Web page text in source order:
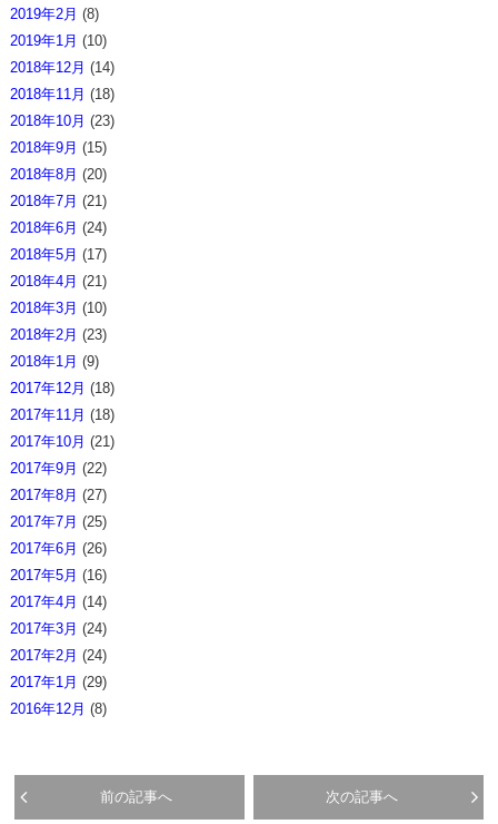
2019年2月 (8)
2019年1月 (10)
2018年12月 (14)
2018年11月 (18)
2018年10月 (23)
2018年9月 (15)
2018年8月 (20)
2018年7月 (21)
2018年6月 (24)
2018年5月 (17)
2018年4月 (21)
2018年3月 (10)
2018年2月 (23)
2018年1月 (9)
2017年12月 (18)
2017年11月 (18)
2017年10月 (21)
2017年9月 (22)
2017年8月 (27)
2017年7月 (25)
2017年6月 (26)
2017年5月 (16)
2017年4月 (14)
2017年3月 (24)
2017年2月 (24)
2017年1月 (29)
2016年12月 (8)
前の記事へ 次の記事へ